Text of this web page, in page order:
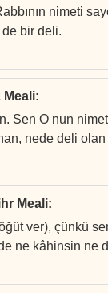
nimeti
bir deli.
Meali:
Sen O nun
nede deli
Meali:
ver), çünkü
ne kâhinsin ne